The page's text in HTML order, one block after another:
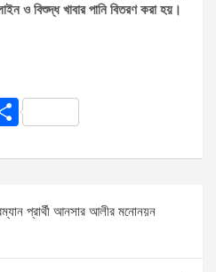
ও বিশুদ্ধ খাবা‌র পা‌নি বিতরণ করা হয়।
S
ar
প্রার্থী আনসার আলীর মনোনয়ন